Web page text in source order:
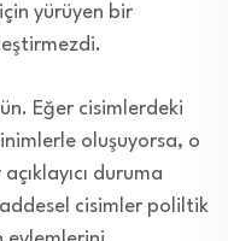
için yürüyen bir
Eğer cisimlerdeki
oluşuyorsa, o
duruma
cisimler poliltik